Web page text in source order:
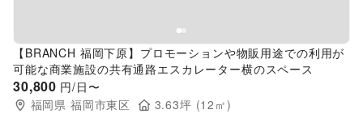
【BRANCH 福岡下原】プロモーションや物販用途での利用が
可能な商業施設の共有通路エスカレーター横のスペース
30,800 円/日〜
福岡県 福岡市東区 3.63坪 (12 ㎡)